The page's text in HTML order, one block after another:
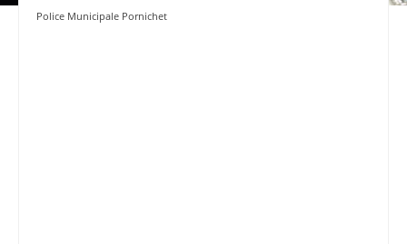
Police Municipale Pornichet